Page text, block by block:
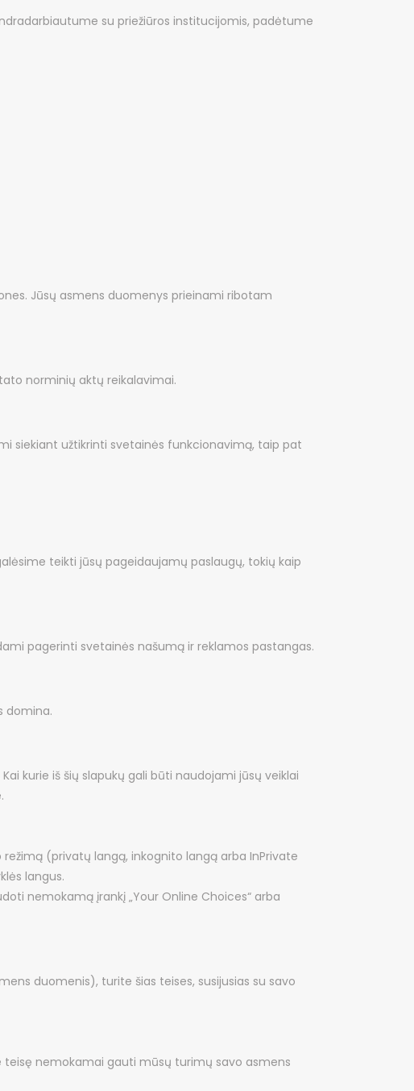
su priežiūros institucijomis, padėtume
Jūsų asmens duomenys prieinami ribotam
norminių aktų reikalavimai.
siekiant užtikrinti svetainės funkcionavimą, taip pat
teikti jūsų pageidaujamų paslaugų, tokių kaip
pagerinti svetainės našumą ir reklamos pastangas.
domina.
kurie iš šių slapukų gali būti naudojami jūsų veiklai
(privatų langą, inkognito langą arba InPrivate
langus.
nemokamą įrankį „Your Online Choices“ arba
duomenis), turite šias teises, susijusias su savo
nemokamai gauti mūsų turimų savo asmens